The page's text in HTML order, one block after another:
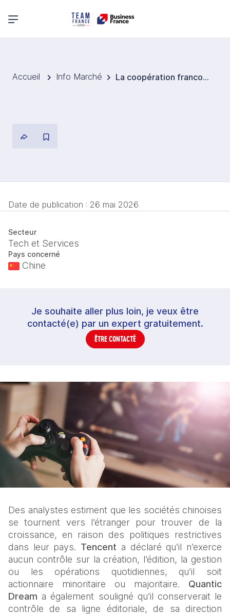
Menu principal
Accueil Info Marché La coopération franco-chinoise se diversifie dans le jeux vidéo
Date de publication : 26 mai 2026
Secteur
Tech et Services
Pays concerné
Chine
Je souhaite aller plus loin, je veux être
contacté(e) par un expert gratuitement.
ÊTRE CONTACTÉ
Des analystes estiment que les sociétés chinoises
se tournent vers l’étranger pour trouver de la
croissance, en raison des politiques restrictives
dans leur pays. Tencent a déclaré qu’il n’exerce
aucun contrôle sur la création, l’édition, la gestion
ou les opérations quotidiennes, qu’il soit
actionnaire minoritaire ou majoritaire. Quantic
Dream a également souligné qu’il conserverait le
contrôle de sa ligne éditoriale, de sa direction